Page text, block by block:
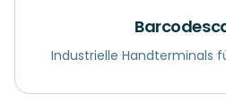
Industrielle Handterminals